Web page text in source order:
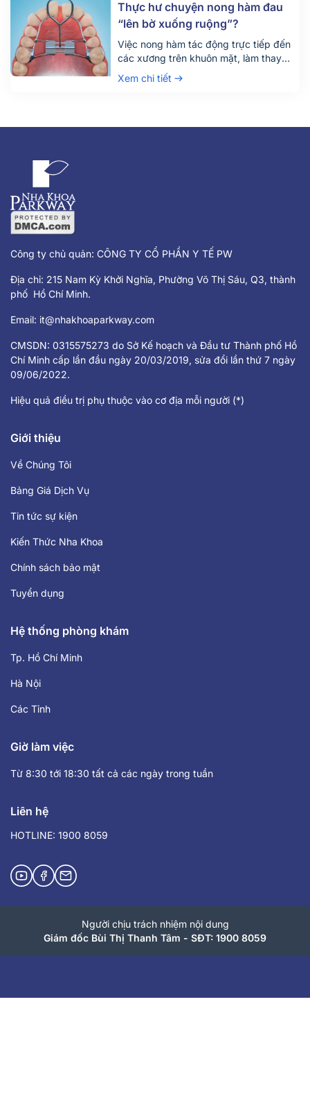
sảy thai. Chính vì vậy, […]
Thực hư chuyện nong hàm đau
“lên bờ xuống ruộng”?
Việc nong hàm tác động trực tiếp đến
các xương trên khuôn mặt, làm thay
đổi kích thước cung hàm. Vì vậy khi
nghĩ đến nong hàm, có thể dễ dàng
hàm có đau hay không, Nha Khoa
Xem chi tiết
Công ty chủ quản: CÔNG TY CỔ PHẦN Y TẾ PW
Địa chỉ: 215 Nam Kỳ Khởi Nghĩa, Phường Võ Thị Sáu, Q3, thành
phố Hồ Chí Minh.
Email: it@nhakhoaparkway.com
CMSDN: 0315575273 do Sở Kế hoạch và Đầu tư Thành phố Hồ
Chí Minh cấp lần đầu ngày 20/03/2019, sửa đổi lần thứ 7 ngày
09/06/2022.
Hiệu quả điều trị phụ thuộc vào cơ địa mỗi người (*)
Giới thiệu
Về Chúng Tôi
Bảng Giá Dịch Vụ
Tin tức sự kiện
Kiến Thức Nha Khoa
Chính sách bảo mật
Tuyển dụng
Hệ thống phòng khám
Tp. Hồ Chí Minh
Hà Nội
Các Tỉnh
Giờ làm việc
Từ 8:30 tới 18:30 tất cả các ngày trong tuần
Liên hệ
HOTLINE: 1900 8059
Người chịu trách nhiệm nội dung
Giám đốc Bùi Thị Thanh Tâm - SĐT: 1900 8059